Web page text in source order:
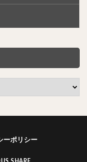
ーポリシー